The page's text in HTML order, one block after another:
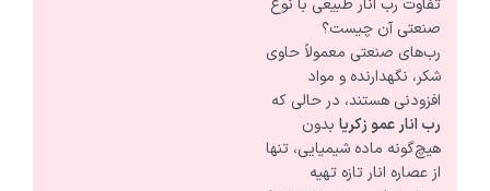
صنعتی آن چیست؟
رب‌های صنعتی معمولاً حاوی
شکر، نگهدارنده و مواد
افزودنی هستند، در حالی که
رب انار عمو زکریا بدون
هیچ‌گونه ماده شیمیایی، تنها
از عصاره انار تازه تهیه